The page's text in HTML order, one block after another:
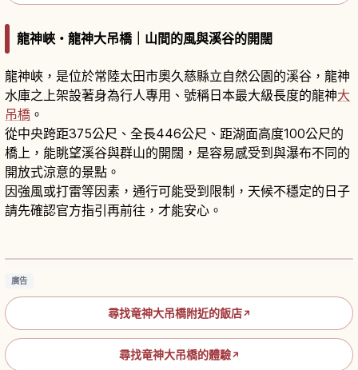
龍神峽・龍神大吊橋｜山間的風與溪谷的開闊
龍神峽，是位於常陸太田市奧久慈縣立自然公園的溪谷，龍神
水庫之上架設著身為行人專用、號稱日本最大級長度的龍神大
吊橋 。
從中央跨距375公尺、全長446公尺、距湖面高度100公尺的
橋上，能眺望溪谷與群山的開闊，是容易感受到與瀑布不同的
開放式涼意的景點。
因強風或打雷等因素，通行可能受到限制，天候不穩定的日子
請先確認官方指引再前往，才能安心。
龍神大吊橋攻略｜茨城常陸太田步行吊橋與龍神
廣告
尋找竜神大吊橋附近的飯店↗
尋找竜神大吊橋的體驗↗